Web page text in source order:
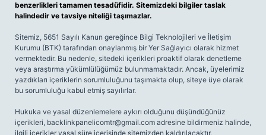
benzerlikleri tamamen tesadüfidir. Sitemizdeki bilgiler taslak
halindedir ve tavsiye niteliği taşımazlar.
Sitemiz, 5651 Sayılı Kanun gereğince Bilgi Teknolojileri ve İletişim
Kurumu (BTK) tarafından onaylanmış bir Yer Sağlayıcı olarak hizmet
vermektedir. Bu nedenle, sitedeki içerikleri proaktif olarak denetleme
veya araştırma yükümlülüğümüz bulunmamaktadır. Ancak, üyelerimiz
yazdıkları içeriklerin sorumluluğunu taşımakta olup, siteye üye olarak
bu sorumluluğu kabul etmiş sayılırlar.
Hukuka ve yasal düzenlemelere aykırı olduğunu düşündüğünüz
içerikleri, backlinkpanelicomtr@gmail.com adresine bildirmeniz halinde,
ilgili içerikler yasal süre içerisinde sitemizden kaldırılacaktır.